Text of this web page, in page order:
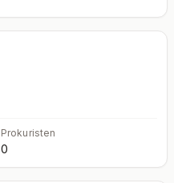
Prokuristen
0